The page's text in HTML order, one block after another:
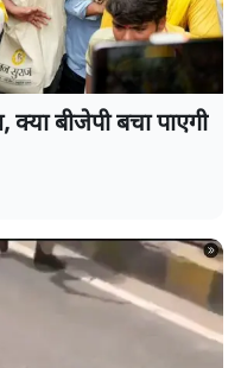
बीजेपी बचा पाएगी